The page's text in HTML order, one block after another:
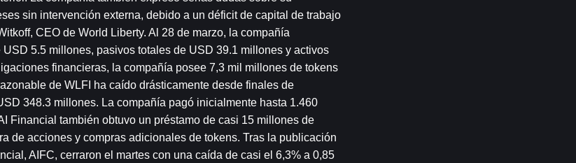
sin intervención externa, debido a un déficit de capital de trabajo
CEO de World Liberty. Al 28 de marzo, la compañía
5.5 millones, pasivos totales de USD 39.1 millones y activos
financieras, la compañía posee 7,3 mil millones de tokens
de WLFI ha caído drásticamente desde finales de
348.3 millones. La compañía pagó inicialmente hasta 1.460
Financial también obtuvo un préstamo de casi 15 millones de
de acciones y compras adicionales de tokens. Tras la publicación
AIFC, cerraron el martes con una caída de casi el 6,3% a 0,85